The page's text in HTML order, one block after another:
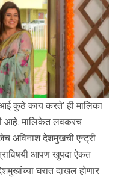
कुठे काय करते’ ही मालिका
आहे. मालिकेत लवकरच
अविनाश देशमुखची एन्ट्री
आपण खुपदा ऐकत
घरात दाखल होणार